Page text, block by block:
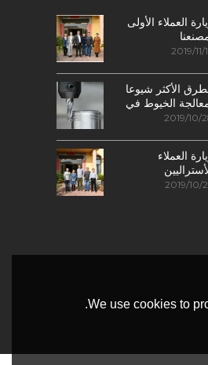
العملاء الأولى
2019/11/
الأكثر شيوعا
الخيوط في
التصنيع
2019/10/
العملاء
2019/10/
We use cookies to